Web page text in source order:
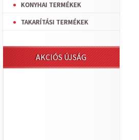
KONYHAI TERMÉKEK
TAKARÍTÁSI TERMÉKEK
AKCIÓS ÚJSÁG